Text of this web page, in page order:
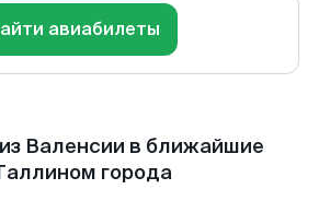
авиабилеты
Валенсии в ближайшие
города